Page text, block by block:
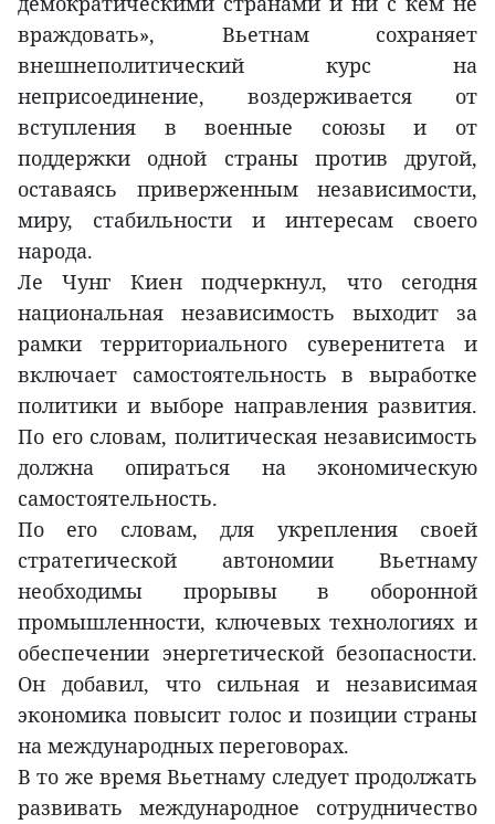
враждовать», Вьетнам сохраняет
внешнеполитический курс на
неприсоединение, воздерживается от
вступления в военные союзы и от
поддержки одной страны против другой,
оставаясь приверженным независимости,
миру, стабильности и интересам своего
народа.
Ле Чунг Киен подчеркнул, что сегодня
национальная независимость выходит за
рамки территориального суверенитета и
включает самостоятельность в выработке
политики и выборе направления развития.
По его словам, политическая независимость
должна опираться на экономическую
самостоятельность.
По его словам, для укрепления своей
стратегической автономии Вьетнаму
необходимы прорывы в оборонной
промышленности, ключевых технологиях и
обеспечении энергетической безопасности.
Он добавил, что сильная и независимая
экономика повысит голос и позиции страны
на международных переговорах.
В то же время Вьетнаму следует продолжать
развивать международное сотрудничество